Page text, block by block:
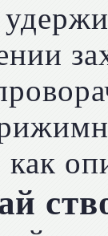
как